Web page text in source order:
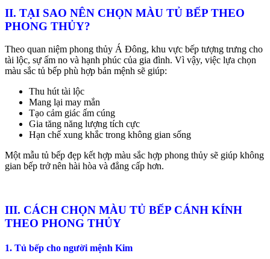
II. TẠI SAO NÊN CHỌN MÀU TỦ BẾP THEO
PHONG THỦY?
Theo quan niệm phong thủy Á Đông, khu vực bếp tượng trưng cho
tài lộc, sự ấm no và hạnh phúc của gia đình. Vì vậy, việc lựa chọn
màu sắc tủ bếp phù hợp bản mệnh sẽ giúp:
Thu hút tài lộc
Mang lại may mắn
Tạo cảm giác ấm cúng
Gia tăng năng lượng tích cực
Hạn chế xung khắc trong không gian sống
Một mẫu tủ bếp đẹp kết hợp màu sắc hợp phong thủy sẽ giúp không
gian bếp trở nên hài hòa và đẳng cấp hơn.
III. CÁCH CHỌN MÀU TỦ BẾP CÁNH KÍNH
THEO PHONG THỦY
1. Tủ bếp cho người mệnh Kim